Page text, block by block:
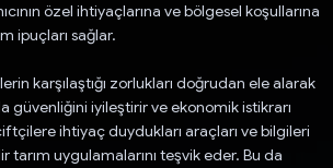
özel ihtiyaçlarına ve bölgesel koşullarına
ipuçları sağlar.
karşılaştığı zorlukları doğrudan ele alarak
güvenliğini iyileştirir ve ekonomik istikrarı
ihtiyaç duydukları araçları ve bilgileri
tarım uygulamalarını teşvik eder. Bu da